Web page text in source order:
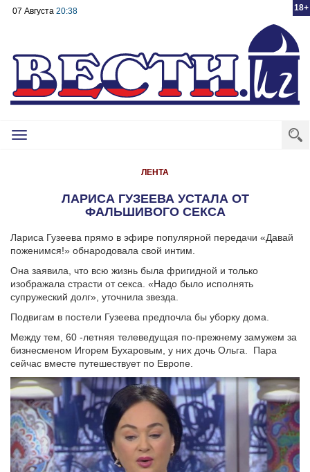
18+
07 Августа 20:38
Toggle
ЛЕНТА
ЛАРИСА ГУЗЕЕВА УСТАЛА ОТ
ФАЛЬШИВОГО СЕКСА
Лариса Гузеева прямо в эфире популярной передачи «Давай
поженимся!» обнародовала свой интим.
Она заявила, что всю жизнь была фригидной и только
изображала страсти от секса. «Надо было исполнять
супружеский долг», уточнила звезда.
Подвигам в постели Гузеева предпочла бы уборку дома.
Между тем, 60 -летняя телеведущая по-прежнему замужем за
бизнесменом Игорем Бухаровым, у них дочь Ольга. Пара
сейчас вместе путешествует по Европе.